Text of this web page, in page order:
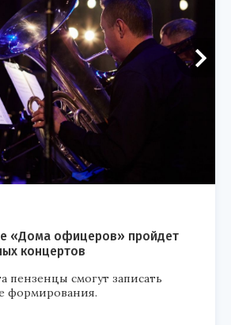
«Дома офицеров» пройдет
концертов
пензенцы смогут записать
формирования.